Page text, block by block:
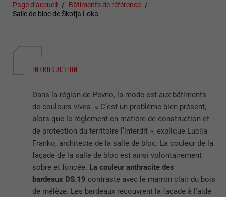
Page d’accueil
Bâtiments de référence
Salle de bloc de Škofja Loka
INTRODUCTION
Dans la région de Pevno, la mode est aux bâtiments
de couleurs vives. « C’est un problème bien présent,
alors que le règlement en matière de construction et
de protection du territoire l’interdit », explique Lucija
Franko, architecte de la salle de bloc. La couleur de la
façade de la salle de bloc est ainsi volontairement
sobre et foncée. La couleur anthracite des
bardeaux DS.19 contraste avec le marron clair du bois
de mélèze. Les bardeaux recouvrent la façade à l’aide